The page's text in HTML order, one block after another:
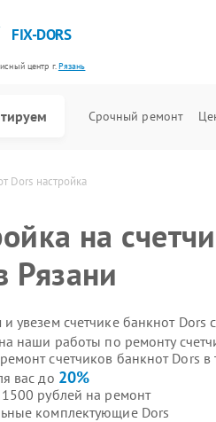
FIX-DORS
центр г.Рязань
Срочный ремонт
Dors настройка
на
Рязани
увезем счетчике банкнот Dors
наши работы по ремонту
счетчиков банкнот Dors в
вас до 20%
рублей на ремонт
комплектующие Dors